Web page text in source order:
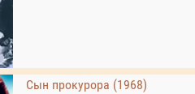
Сын прокурора (1968)